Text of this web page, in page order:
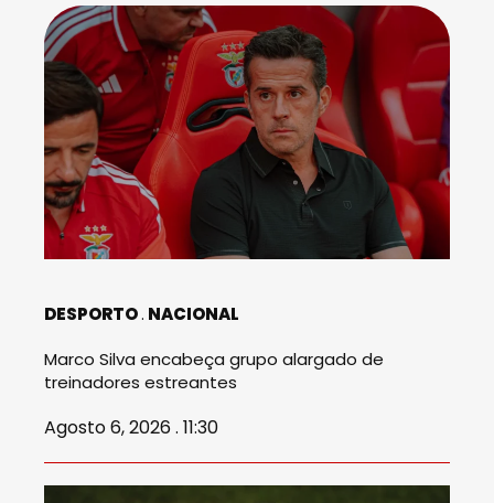
DESPORTO NACIONAL
Marco Silva encabeça grupo alargado de
treinadores estreantes
Agosto 6, 2026 . 11:30